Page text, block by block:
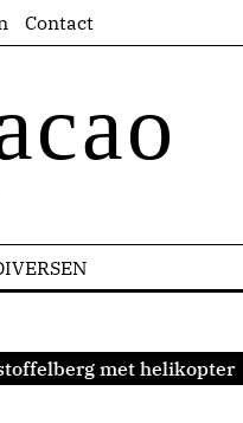
Contact
met helikopter